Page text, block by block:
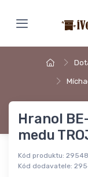
Hranol
medu
Kód produktu:
Kód dodavatele: